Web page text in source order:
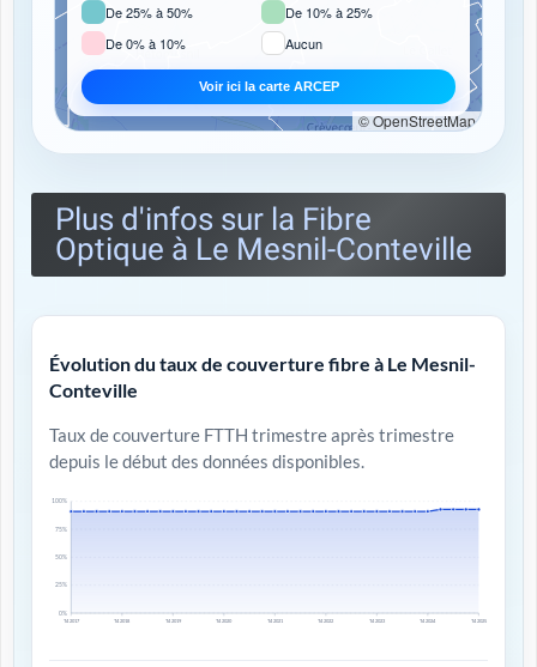
De 25% à 50%
De 10% à 25%
De 0% à 10%
Aucun
Voir ici la carte ARCEP
© OpenStreetMap
Plus d'infos sur la Fibre
Optique à Le Mesnil-Conteville
Évolution du taux de couverture fibre à Le Mesnil-
Conteville
Taux de couverture FTTH trimestre après trimestre
depuis le début des données disponibles.
0%
25%
50%
75%
100%
T4 2017 T4 2018 T4 2019 T4 2020 T4 2021 T4 2022 T4 2023 T4 2024 T4 2025